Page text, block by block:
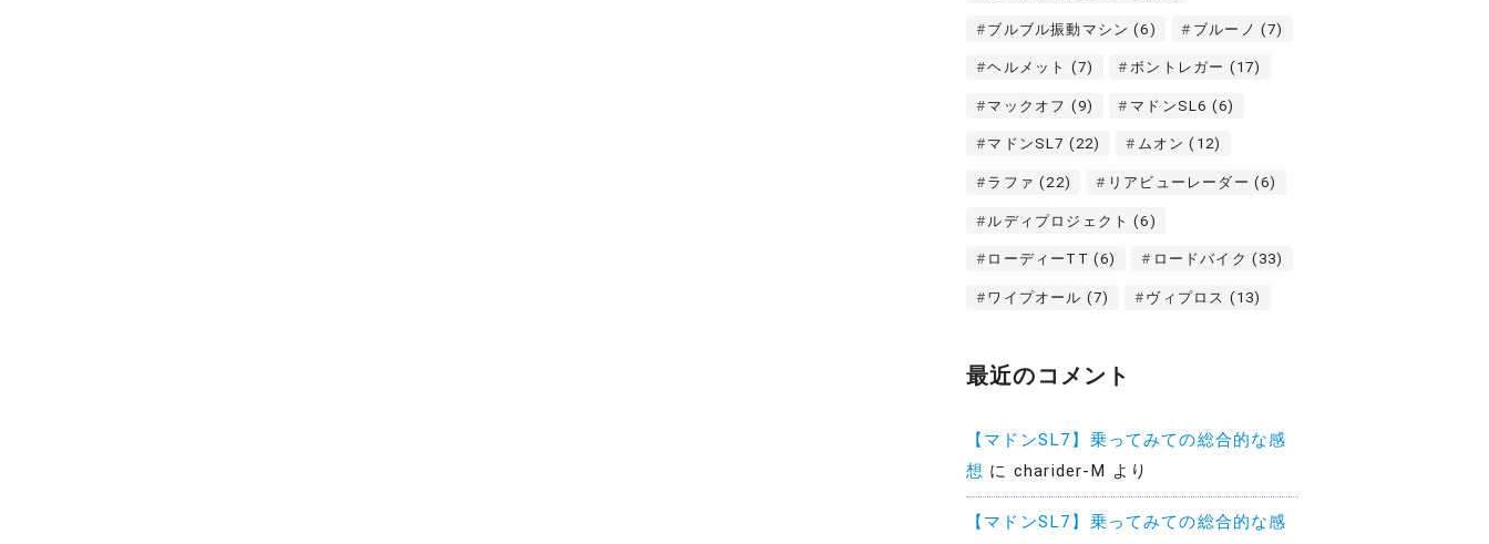
ブルブル振動マシン (6) ブルーノ (7)
ヘルメット (7) ボントレガー (17)
マックオフ (9) マドンSL6 (6)
マドンSL7 (22) ムオン (12)
ラファ (22) リアビューレーダー (6)
ルディプロジェクト (6)
ローディーTT (6) ロードバイク (33)
ワイプオール (7) ヴィプロス (13)
最近のコメント
【マドンSL7】乗ってみての総合的な感
想 に charider-M より
【マドンSL7】乗ってみての総合的な感